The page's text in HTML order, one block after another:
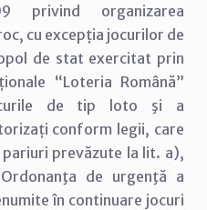
privind organizarea
cu excepția jocurilor de
de stat exercitat prin
“Loteria Română”
de tip loto şi a
conform legii, care
prevăzute la lit. a),
de urgenţă a
în continuare jocuri